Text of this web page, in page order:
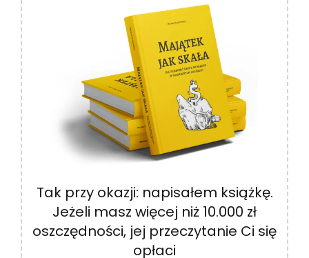
Tak przy okazji: napisałem książkę.
Jeżeli masz więcej niż 10.000 zł
oszczędności, jej przeczytanie Ci się
opłaci